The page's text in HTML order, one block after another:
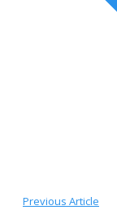
Previous Article